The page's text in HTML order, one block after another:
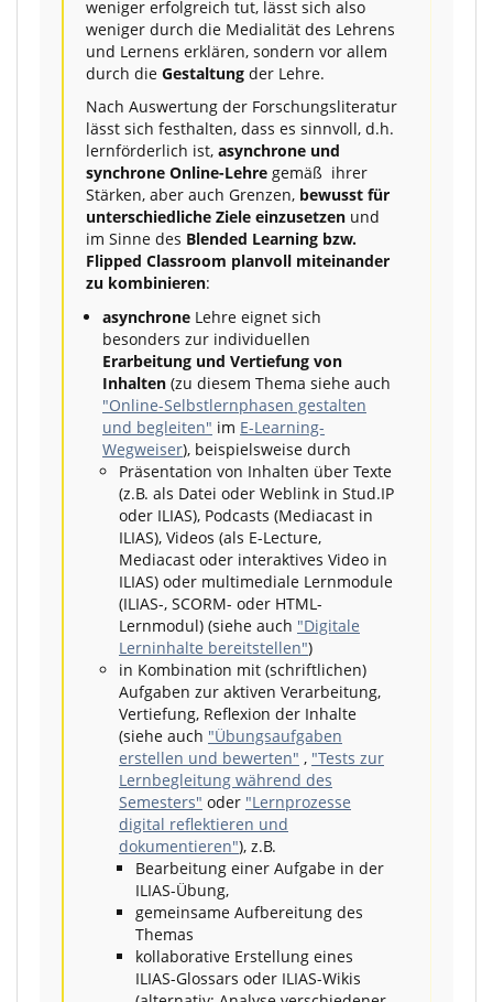
weniger erfolgreich tut, lässt sich also
weniger durch die Medialität des Lehrens
und Lernens erklären, sondern vor allem
durch die Gestaltung der Lehre.
Nach Auswertung der Forschungsliteratur
lässt sich festhalten, dass es sinnvoll, d.h.
lernförderlich ist, asynchrone und
synchrone Online-Lehre gemäß ihrer
Stärken, aber auch Grenzen, bewusst für
unterschiedliche Ziele einzusetzen und
im Sinne des Blended Learning bzw.
Flipped Classroom planvoll miteinander
zu kombinieren:
asynchrone Lehre eignet sich
besonders zur individuellen
Erarbeitung und Vertiefung von
Inhalten (zu diesem Thema siehe auch
"Online-Selbstlernphasen gestalten
und begleiten" im E-Learning-
Wegweiser), beispielsweise durch
Präsentation von Inhalten über Texte
(z.B. als Datei oder Weblink in Stud.IP
oder ILIAS), Podcasts (Mediacast in
ILIAS), Videos (als E-Lecture,
Mediacast oder interaktives Video in
ILIAS) oder multimediale Lernmodule
(ILIAS-, SCORM- oder HTML-
Lernmodul) (siehe auch "Digitale
Lerninhalte bereitstellen")
in Kombination mit (schriftlichen)
Aufgaben zur aktiven Verarbeitung,
Vertiefung, Reflexion der Inhalte
(siehe auch "Übungsaufgaben
erstellen und bewerten" , "Tests zur
Lernbegleitung während des
Semesters" oder "Lernprozesse
digital reflektieren und
dokumentieren"), z.B.
Bearbeitung einer Aufgabe in der
ILIAS-Übung,
gemeinsame Aufbereitung des
Themas
kollaborative Erstellung eines
ILIAS-Glossars oder ILIAS-Wikis